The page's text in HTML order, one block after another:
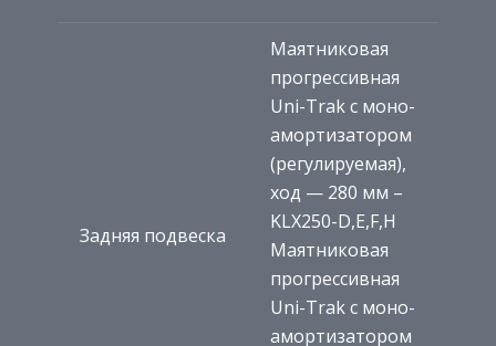
Задняя подвеска
Маятниковая
прогрессивная
Uni-Trak с моно-
амортизатором
(регулируемая),
ход — 280 мм –
KLX250-D,E,F,H
Маятниковая
прогрессивная
Uni-Trak с моно-
амортизатором